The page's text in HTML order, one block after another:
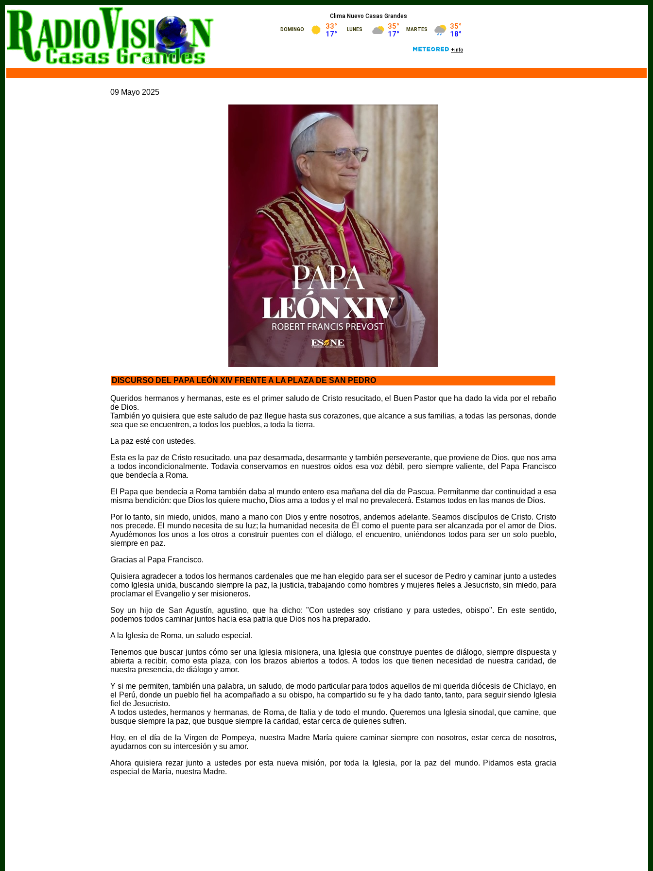
09 Mayo 2025
DISCURSO DEL PAPA LEÓN XIV FRENTE A LA PLAZA DE SAN PEDRO
Queridos hermanos y hermanas, este es el primer saludo de Cristo resucitado, el Buen Pastor que ha dado la vida por el rebaño
de Dios.
También yo quisiera que este saludo de paz llegue hasta sus corazones, que alcance a sus familias, a todas las personas, donde
sea que se encuentren, a todos los pueblos, a toda la tierra.
La paz esté con ustedes.
Esta es la paz de Cristo resucitado, una paz desarmada, desarmante y también perseverante, que proviene de Dios, que nos ama
a todos incondicionalmente. Todavía conservamos en nuestros oídos esa voz débil, pero siempre valiente, del Papa Francisco
que bendecía a Roma.
El Papa que bendecía a Roma también daba al mundo entero esa mañana del día de Pascua. Permítanme dar continuidad a esa
misma bendición: que Dios los quiere mucho, Dios ama a todos y el mal no prevalecerá. Estamos todos en las manos de Dios.
Por lo tanto, sin miedo, unidos, mano a mano con Dios y entre nosotros, andemos adelante. Seamos discípulos de Cristo. Cristo
nos precede. El mundo necesita de su luz; la humanidad necesita de Él como el puente para ser alcanzada por el amor de Dios.
Ayudémonos los unos a los otros a construir puentes con el diálogo, el encuentro, uniéndonos todos para ser un solo pueblo,
siempre en paz.
Gracias al Papa Francisco.
Quisiera agradecer a todos los hermanos cardenales que me han elegido para ser el sucesor de Pedro y caminar junto a ustedes
como Iglesia unida, buscando siempre la paz, la justicia, trabajando como hombres y mujeres fieles a Jesucristo, sin miedo, para
proclamar el Evangelio y ser misioneros.
Soy un hijo de San Agustín, agustino, que ha dicho: "Con ustedes soy cristiano y para ustedes, obispo". En este sentido,
podemos todos caminar juntos hacia esa patria que Dios nos ha preparado.
A la Iglesia de Roma, un saludo especial.
Tenemos que buscar juntos cómo ser una Iglesia misionera, una Iglesia que construye puentes de diálogo, siempre dispuesta y
abierta a recibir, como esta plaza, con los brazos abiertos a todos. A todos los que tienen necesidad de nuestra caridad, de
nuestra presencia, de diálogo y amor.
Y si me permiten, también una palabra, un saludo, de modo particular para todos aquellos de mi querida diócesis de Chiclayo, en
el Perú, donde un pueblo fiel ha acompañado a su obispo, ha compartido su fe y ha dado tanto, tanto, para seguir siendo Iglesia
fiel de Jesucristo.
A todos ustedes, hermanos y hermanas, de Roma, de Italia y de todo el mundo. Queremos una Iglesia sinodal, que camine, que
busque siempre la paz, que busque siempre la caridad, estar cerca de quienes sufren.
Hoy, en el día de la Virgen de Pompeya, nuestra Madre María quiere caminar siempre con nosotros, estar cerca de nosotros,
ayudarnos con su intercesión y su amor.
Ahora quisiera rezar junto a ustedes por esta nueva misión, por toda la Iglesia, por la paz del mundo. Pidamos esta gracia
especial de María, nuestra Madre.